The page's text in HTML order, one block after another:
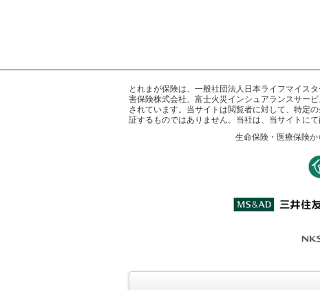
とれまが保険は、一般社団法人日本ライフマイス
害保険株式会社、富士火災インシュアランスサー
されています。当サイトは閲覧者に対して、特定
証するものではありません。当社は、当サイトに
生命保険・医療保険